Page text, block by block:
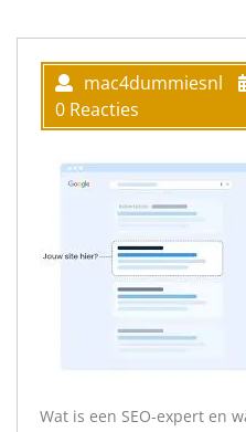
mac4dummiesnl
0 Reacties
Wat is een SEO-expert en